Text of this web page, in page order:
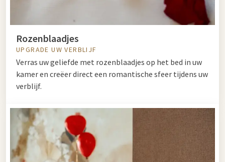
Rozenblaadjes
UPGRADE UW VERBLIJF
Verras uw geliefde met rozenblaadjes op het bed in uw
kamer en creëer direct een romantische sfeer tijdens uw
verblijf.